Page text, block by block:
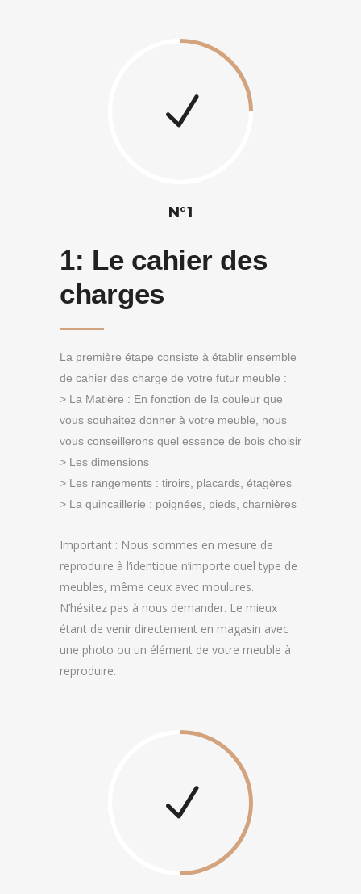
N°1
1: Le cahier des
charges
La première étape consiste à établir ensemble
de cahier des charge de votre futur meuble :
> La Matière : En fonction de la couleur que
vous souhaitez donner à votre meuble, nous
vous conseillerons quel essence de bois choisir
> Les dimensions
> Les rangements : tiroirs, placards, étagères
> La quincaillerie : poignées, pieds, charnières
Important : Nous sommes en mesure de
reproduire à l’identique n’importe quel type de
meubles, même ceux avec moulures.
N’hésitez pas à nous demander. Le mieux
étant de venir directement en magasin avec
une photo ou un élément de votre meuble à
reproduire.